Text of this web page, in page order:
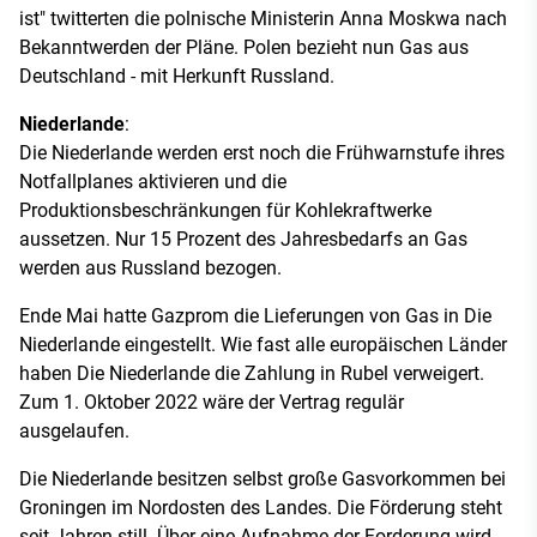
ist" twitterten die polnische Ministerin Anna Moskwa nach
Bekanntwerden der Pläne. Polen bezieht nun Gas aus
Deutschland - mit Herkunft Russland.
Niederlande:
Die Niederlande werden erst noch die Frühwarnstufe ihres
Notfallplanes aktivieren und die
Produktionsbeschränkungen für Kohlekraftwerke
aussetzen. Nur 15 Prozent des Jahresbedarfs an Gas
werden aus Russland bezogen.
Ende Mai hatte Gazprom die Lieferungen von Gas in Die
Niederlande eingestellt. Wie fast alle europäischen Länder
haben Die Niederlande die Zahlung in Rubel verweigert.
Zum 1. Oktober 2022 wäre der Vertrag regulär
ausgelaufen.
Die Niederlande besitzen selbst große Gasvorkommen bei
Groningen im Nordosten des Landes. Die Förderung steht